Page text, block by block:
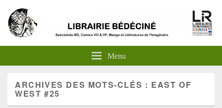
Menu
ARCHIVES DES MOTS-CLÉS : EAST OF
WEST #25